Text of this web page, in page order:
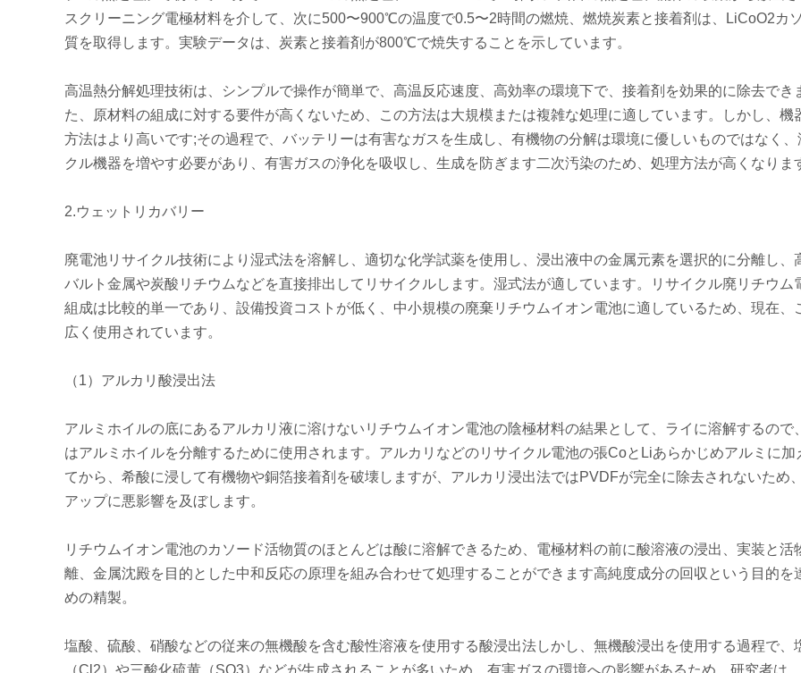
スクリーニング電極材料を介して、次に500〜900℃の温度で0.5〜2時間の燃焼、燃焼炭素と接着剤は、LiCoO2カ
質を取得します。実験データは、炭素と接着剤が800℃で焼失することを示しています。
高温熱分解処理技術は、シンプルで操作が簡単で、高温反応速度、高効率の環境下で、接着剤を効果的に除去でき
た、原材料の組成に対する要件が高くないため、この方法は大規模または複雑な処理に適しています。しかし、機
方法はより高いです;その過程で、バッテリーは有害なガスを生成し、有機物の分解は環境に優しいものではなく
クル機器を増やす必要があり、有害ガスの浄化を吸収し、生成を防ぎます二次汚染のため、処理方法が高くなりま
2.ウェットリカバリー
廃電池リサイクル技術により湿式法を溶解し、適切な化学試薬を使用し、浸出液中の金属元素を選択的に分離し、
バルト金属や炭酸リチウムなどを直接排出してリサイクルします。湿式法が適しています。リサイクル廃リチウム
組成は比較的単一であり、設備投資コストが低く、中小規模の廃棄リチウムイオン電池に適しているため、現在、
広く使用されています。
（1）アルカリ酸浸出法
アルミホイルの底にあるアルカリ液に溶けないリチウムイオン電池の陰極材料の結果として、ライに溶解するので
はアルミホイルを分離するために使用されます。アルカリなどのリサイクル電池の張CoとLiあらかじめアルミに加
てから、希酸に浸して有機物や銅箔接着剤を破壊しますが、アルカリ浸出法ではPVDFが完全に除去されないため
アップに悪影響を及ぼします。
リチウムイオン電池のカソード活物質のほとんどは酸に溶解できるため、電極材料の前に酸溶液の浸出、実装と活
離、金属沈殿を目的とした中和反応の原理を組み合わせて処理することができます高純度成分の回収という目的を
めの精製。
塩酸、硫酸、硝酸などの従来の無機酸を含む酸性溶液を使用する酸浸出法しかし、無機酸浸出を使用する過程で、
（Cl2）や三酸化硫黄（SO3）などが生成されることが多いため、有害ガスの環境への影響があるため、研究者は